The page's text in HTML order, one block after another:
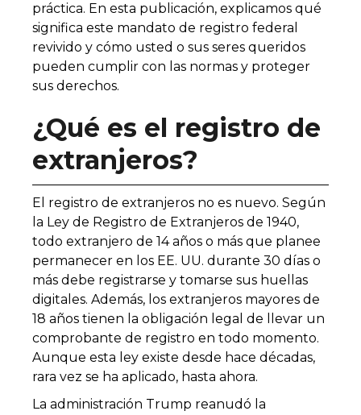
práctica. En esta publicación, explicamos qué
significa este mandato de registro federal
revivido y cómo usted o sus seres queridos
pueden cumplir con las normas y proteger
sus derechos.
¿Qué es el registro de
extranjeros?
El registro de extranjeros no es nuevo. Según
la Ley de Registro de Extranjeros de 1940,
todo extranjero de 14 años o más que planee
permanecer en los EE. UU. durante 30 días o
más debe registrarse y tomarse sus huellas
digitales. Además, los extranjeros mayores de
18 años tienen la obligación legal de llevar un
comprobante de registro en todo momento.
Aunque esta ley existe desde hace décadas,
rara vez se ha aplicado, hasta ahora.
La administración Trump reanudó la